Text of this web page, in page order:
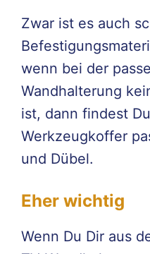
Zwar ist es auch
wenn bei der
Wandhalterung
ist, dann findest
Werkzeugkoffer
und Dübel.
Eher wichtig
Wenn Du Dir aus